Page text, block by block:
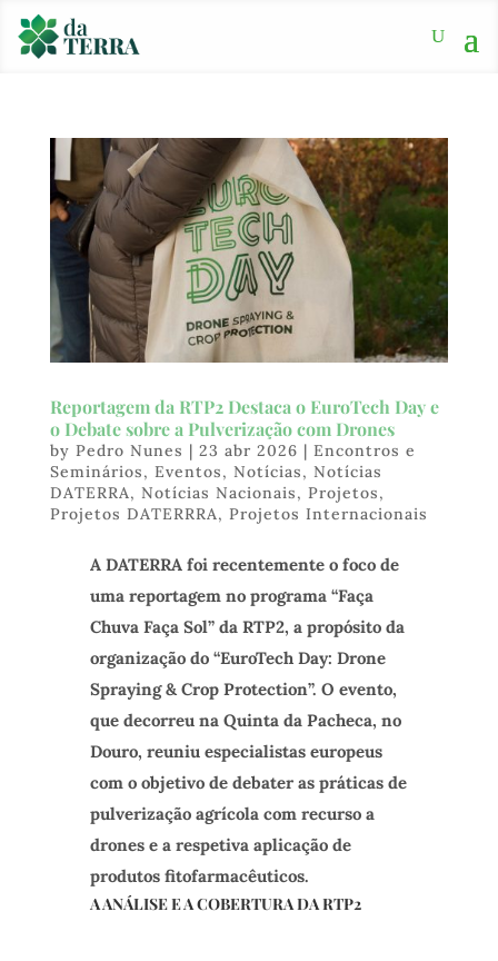
Reportagem da RTP2 Destaca o EuroTech Day e
o Debate sobre a Pulverização com Drones
by Pedro Nunes | 23 abr 2026 | Encontros e
Seminários, Eventos, Notícias, Notícias
DATERRA, Notícias Nacionais, Projetos,
Projetos DATERRRA, Projetos Internacionais
A DATERRA foi recentemente o foco de
uma reportagem no programa “Faça
Chuva Faça Sol” da RTP2, a propósito da
organização do “EuroTech Day: Drone
Spraying & Crop Protection”. O evento,
que decorreu na Quinta da Pacheca, no
Douro, reuniu especialistas europeus
com o objetivo de debater as práticas de
pulverização agrícola com recurso a
drones e a respetiva aplicação de
produtos fitofarmacêuticos.
A ANÁLISE E A COBERTURA DA RTP2